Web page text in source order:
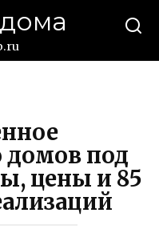
домов под
цены и 85